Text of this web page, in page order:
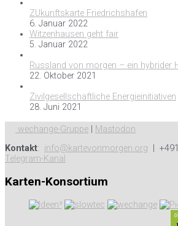
ZUkunftskarte Friedrichshafen
6. Januar 2022
Witzenhausen geht fair
5. Januar 2022
Russland von morgen – ein hybrider
22. Oktober 2021
Zivilgesellschaftliche Energieinitiativen
28. Juni 2021
wechange-Gruppe
Mastodon
Kontakt: info@kartevonmorgen.org |
Telegram-Kanal
Karten-Konsortium